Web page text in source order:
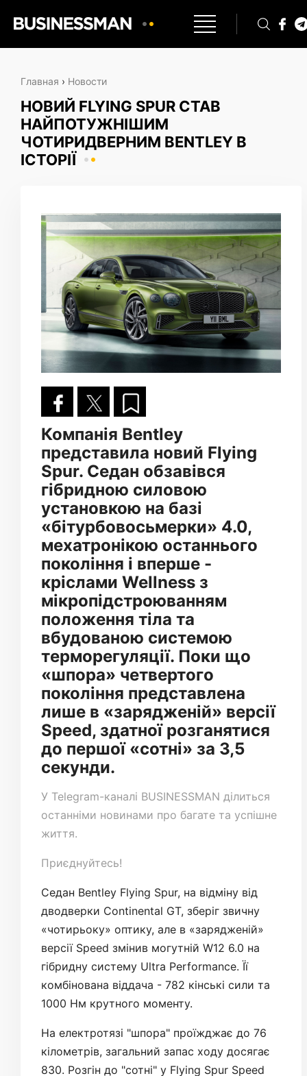
Главная › Новости
НОВИЙ FLYING SPUR СТАВ
НАЙПОТУЖНІШИМ
ЧОТИРИДВЕРНИМ BENTLEY В
ІСТОРІЇ
Компанія Bentley
представила новий Flying
Spur. Седан обзавівся
гібридною силовою
установкою на базі
«бітурбовосьмерки» 4.0,
мехатронікою останнього
покоління і вперше -
кріслами Wellness з
мікропідстроюванням
положення тіла та
вбудованою системою
терморегуляції. Поки що
«шпора» четвертого
покоління представлена ​​
лише в «зарядженій» версії
Speed, здатної розганятися
до першої «сотні» за 3,5
секунди.
У Telegram-каналі BUSINESSMAN ділиться
останніми новинами про багате та успішне
життя.
Приєднуйтесь!
Седан Bentley Flying Spur, на відміну від
дводверки Continental GT, зберіг звичну
«чотирьоку» оптику, але в «зарядженій»
версії Speed ​​змінив могутній W12 6.0 на
гібридну систему Ultra Performance. Її
комбінована віддача - 782 кінські сили та
1000 Нм крутного моменту.
На електротязі "шпора" проїжджає до 76
кілометрів, загальний запас ходу досягає
830. Розгін до "сотні" у Flying Spur Speed ​​